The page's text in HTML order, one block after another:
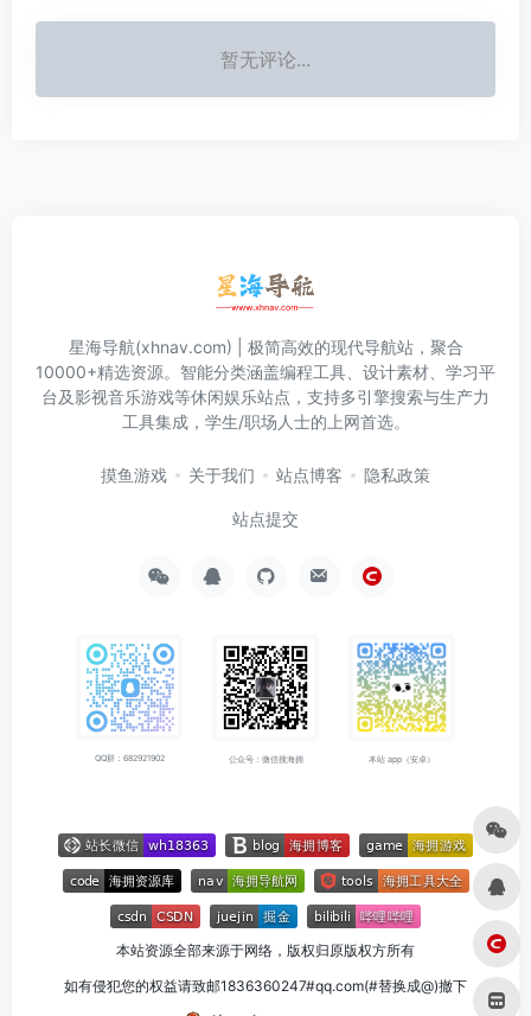
暂无评论...
星海导航(xhnav.com) | 极简高效的现代导航站，聚合
10000+精选资源。智能分类涵盖编程工具、设计素材、学习平
台及影视音乐游戏等休闲娱乐站点，支持多引擎搜索与生产力
工具集成，学生/职场人士的上网首选。
摸鱼游戏 关于我们 站点博客 隐私政策
站点提交
QQ群：682921902 公众号：微信搜海拥 本站 app（安卓）
本站资源全部来源于网络，版权归原版权方所有
如有侵犯您的权益请致邮1836360247#qq.com(#替换成@)撤下